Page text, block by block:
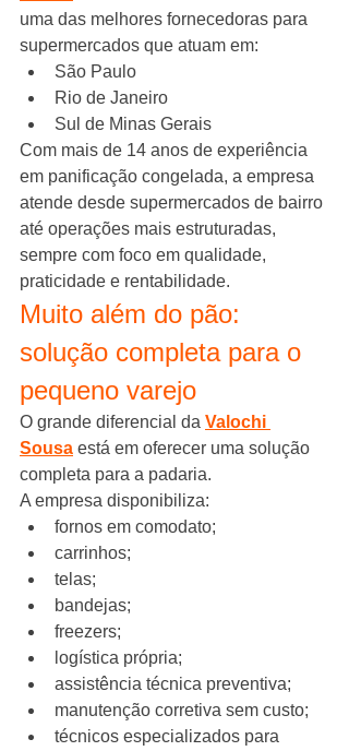
uma das melhores fornecedoras para
supermercados que atuam em:
São Paulo
Rio de Janeiro
Sul de Minas Gerais
Com mais de 14 anos de experiência
em panificação congelada, a empresa
atende desde supermercados de bairro
até operações mais estruturadas,
sempre com foco em qualidade,
praticidade e rentabilidade.
Muito além do pão:
solução completa para o
pequeno varejo
O grande diferencial da Valochi
Sousa está em oferecer uma solução
completa para a padaria.
A empresa disponibiliza:
fornos em comodato;
carrinhos;
telas;
bandejas;
freezers;
logística própria;
assistência técnica preventiva;
manutenção corretiva sem custo;
técnicos especializados para